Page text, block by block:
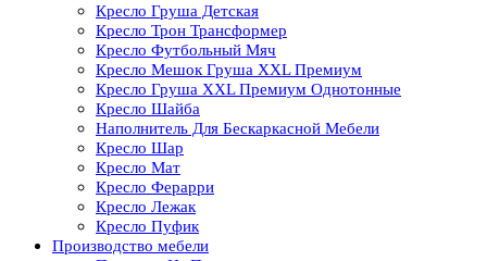
Кресло Груша Детская
Кресло Трон Трансформер
Кресло Футбольный Мяч
Кресло Мешок Груша XXL Премиум
Кресло Груша XXL Премиум Однотонные
Кресло Шайба
Наполнитель Для Бескаркасной Мебели
Кресло Шар
Кресло Мат
Кресло Ферарри
Кресло Лежак
Кресло Пуфик
Производство мебели